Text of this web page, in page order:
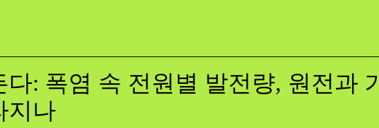
: 폭염 속 전원별 발전량, 원전과
지나